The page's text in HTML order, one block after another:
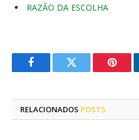
RAZÃO DA ESCOLHA
FacebookTwitter
RELACIONADOS POSTS